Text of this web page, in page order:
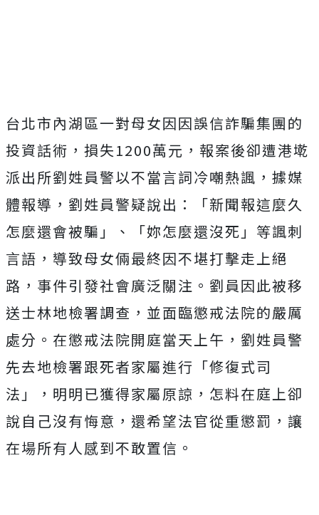
台北市內湖區一對母女因因誤信詐騙集團的
投資話術，損失1200萬元，報案後卻遭港墘
派出所劉姓員警以不當言詞冷嘲熱諷，據媒
體報導，劉姓員警疑說出：「新聞報這麼久
怎麼還會被騙」、「妳怎麼還沒死」等諷刺
言語，導致母女倆最終因不堪打擊走上絕
路， 事件引發社會廣泛關注。劉員因此被移
送士林地檢署調查，並面臨懲戒法院的嚴厲
處分。在懲戒法院開庭當天上午，劉姓員警
先去地檢署跟死者家屬進行「修復式司
法」，明明已獲得家屬原諒，怎料在庭上卻
說自己沒有悔意， 還希望法官從重懲罰，讓
在場所有人感到不敢置信。